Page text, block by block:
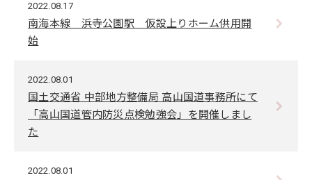
2022.08.17
南海本線 浜寺公園駅 仮設上りホーム供用開
始
2022.08.01
国土交通省 中部地方整備局 高山国道事務所にて
「高山国道管内防災点検勉強会」を開催しまし
た
2022.08.01